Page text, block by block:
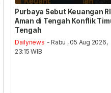
Purbaya Sebut Keuangan RI
Aman di Tengah Konflik
Tengah
Dailynews - Rabu , 05 Aug 2026,
23:15 WIB